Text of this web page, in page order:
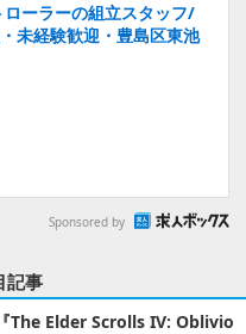
ローラーの組立スタッフ/
未経験歓迎・豊島区東池
Sponsored by
記事
The Elder Scrolls IV: Oblivio